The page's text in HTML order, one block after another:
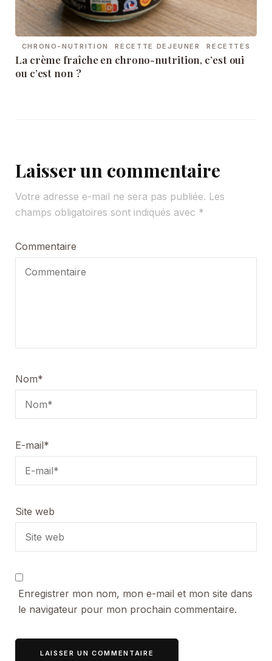
CHRONO-NUTRITION RECETTE DEJEUNER RECETTES
La crème fraîche en chrono-nutrition, c’est oui
ou c’est non ?
Laisser un commentaire
Votre adresse e-mail ne sera pas publiée. Les
champs obligatoires sont indiqués avec *
Commentaire
Nom*
E-mail*
Site web
Enregistrer mon nom, mon e-mail et mon site dans
le navigateur pour mon prochain commentaire.